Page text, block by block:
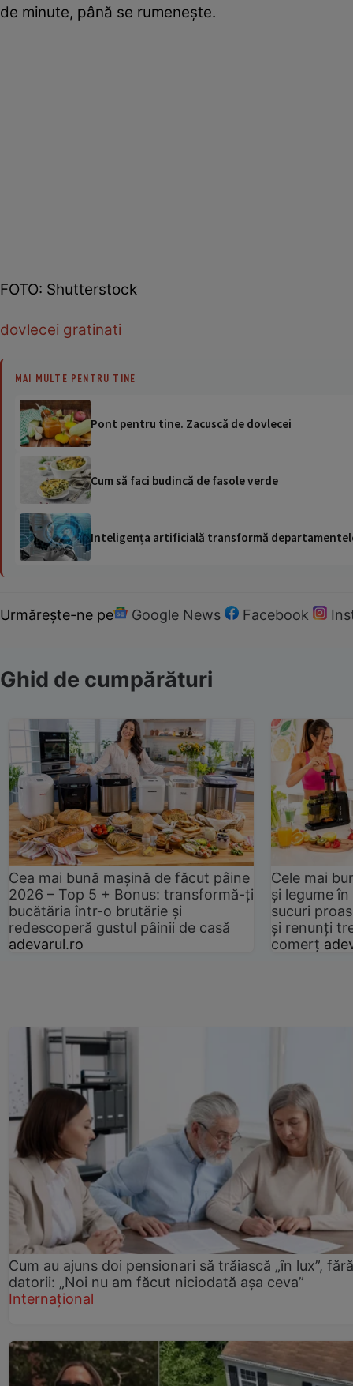
de minute, până se rumenește.
FOTO: Shutterstock
dovlecei gratinati
MAI MULTE PENTRU TINE
Pont pentru tine. Zacuscă de dovlecei
Cum să faci budincă de fasole verde
Inteligența artificială transformă
Urmărește-ne pe Google News Facebook
Ghid de cumpărături
Cea mai bună mașină de făcut pâine
2026 – Top 5 + Bonus: transformă-ți
bucătăria într-o brutărie și
redescoperă gustul pâinii de casă
adevarul.ro
Cele mai
și legume
sucuri
și renunți
comerț
Cum au ajuns doi pensionari să trăiască „în lux”, fără
datorii: „Noi nu am făcut niciodată așa ceva”
Internațional